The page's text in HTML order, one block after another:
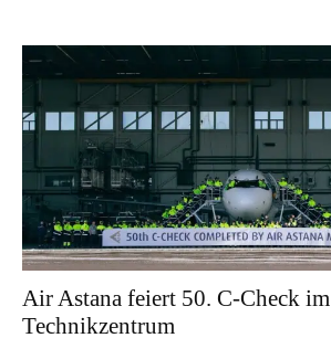
Air Astana feiert 50. C-Check im
Technikzentrum